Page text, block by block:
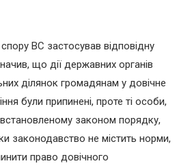
ВС застосував відповідну
що дії державних органів
ділянок громадянам у довічне
були припинені, проте ті особи,
законом порядку,
законодавство не містить норми,
право довічного